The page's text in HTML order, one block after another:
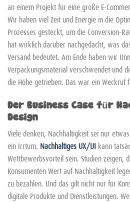
an einem Projekt für eine große E-
Wir haben viel Zeit und Energie in die
Prozesses gesteckt, um die Conversion-
hat wirklich darüber nachgedacht, was
Versand bedeutet. Am Ende haben wir
Verpackungsmaterial verschwendet und
die Höhe getrieben. Das war ein Weckruf
Der Business Case für
Design
Viele denken, Nachhaltigkeit sei nur
ein Irrtum. Nachhaltiges UX/UI kann
Wettbewerbsvorteil sein. Studien zeigen,
Konsumenten Wert auf Nachhaltigkeit
zu bezahlen. Und das gilt nicht nur für
digitale Produkte und Dienstleistungen.